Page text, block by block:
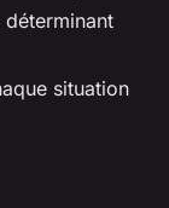
situation